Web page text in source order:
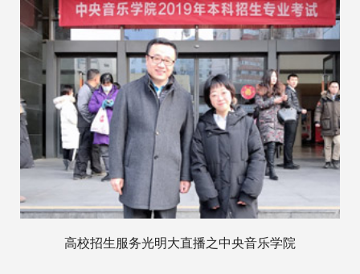
高校招生服务光明大直播之中央音乐学院